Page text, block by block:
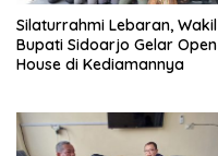
Silaturrahmi Lebaran, Wakil
Bupati Sidoarjo Gelar Open
House di Kediamannya